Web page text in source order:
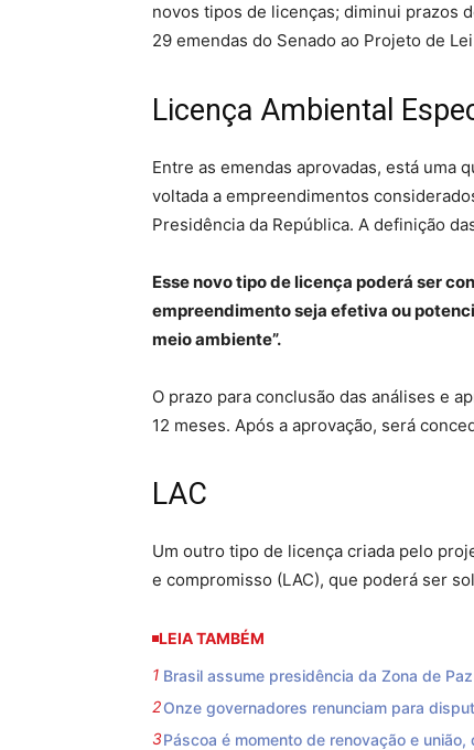
novos tipos de licenças; diminui prazos
29 emendas do Senado ao Projeto de Lei
Licença Ambiental
Entre as emendas aprovadas, está uma
voltada a empreendimentos
Presidência da República. A definição
Esse novo tipo de licença poderá ser
empreendimento seja efetiva ou
meio ambiente”.
O prazo para conclusão das análises e
12 meses. Após a aprovação, será
LAC
Um outro tipo de licença criada pelo
e compromisso (LAC), que poderá ser
LEIA TAMBÉM
Brasil assume presidência da Zona de
Onze governadores renunciam para
Páscoa é momento de renovação e